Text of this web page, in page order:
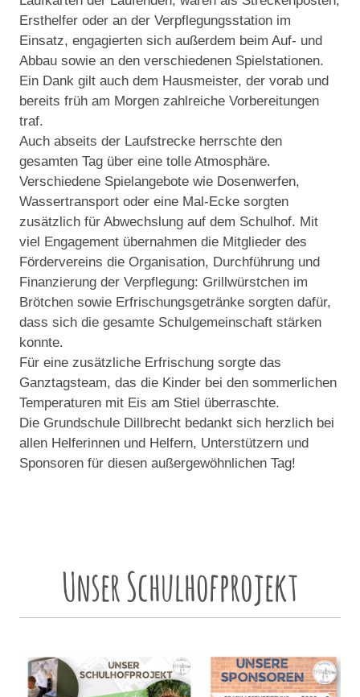
Ersthelfer oder an der Verpflegungsstation im
Einsatz, engagierten sich außerdem beim Auf- und
Abbau sowie an den verschiedenen Spielstationen.
Ein Dank gilt auch dem Hausmeister, der vorab und
bereits früh am Morgen zahlreiche Vorbereitungen
traf.
Auch abseits der Laufstrecke herrschte den
gesamten Tag über eine tolle Atmosphäre.
Verschiedene Spielangebote wie Dosenwerfen,
Wassertransport oder eine Mal-Ecke sorgten
zusätzlich für Abwechslung auf dem Schulhof. Mit
viel Engagement übernahmen die Mitglieder des
Fördervereins die Organisation, Durchführung und
Finanzierung der Verpflegung: Grillwürstchen im
Brötchen sowie Erfrischungsgetränke sorgten dafür,
dass sich die gesamte Schulgemeinschaft stärken
konnte.
Für eine zusätzliche Erfrischung sorgte das
Ganztagsteam, das die Kinder bei den sommerlichen
Temperaturen mit Eis am Stiel überraschte.
Die Grundschule Dillbrecht bedankt sich herzlich bei
allen Helferinnen und Helfern, Unterstützern und
Sponsoren für diesen außergewöhnlichen Tag!
Unser Schulhofprojekt